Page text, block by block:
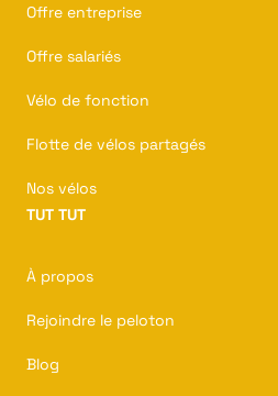
Offre entreprise
Offre salariés
Vélo de fonction
Flotte de vélos partagés
Nos vélos
TUT TUT
À propos
Rejoindre le peloton
Blog